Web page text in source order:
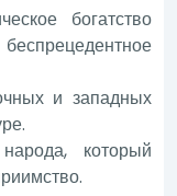
богатство
и западных
который